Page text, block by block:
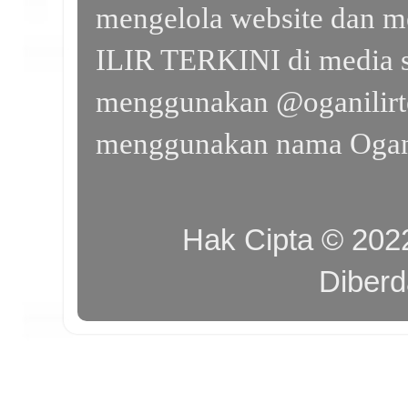
mengelola website dan
ILIR TERKINI di media
menggunakan
menggunakan nama
Hak Cipta ©